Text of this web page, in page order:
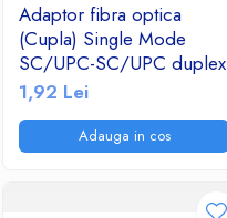
Adaptor fibra optica
(Cupla) Single Mode
SC/UPC-SC/UPC duplex
1,92 Lei
Adauga in cos